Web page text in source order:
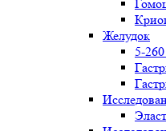
Желудок
5-